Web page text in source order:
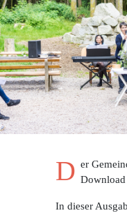
D er
Download
In dieser